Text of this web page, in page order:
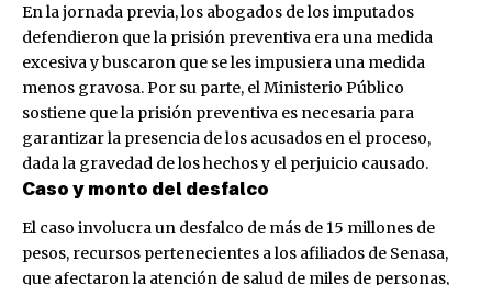
En la jornada previa, los abogados de los imputados
defendieron que la prisión preventiva era una medida
excesiva y buscaron que se les impusiera una medida
menos gravosa. Por su parte, el Ministerio Público
sostiene que la prisión preventiva es necesaria para
garantizar la presencia de los acusados en el proceso,
dada la gravedad de los hechos y el perjuicio causado.
Caso y monto del desfalco
El caso involucra un desfalco de más de 15 millones de
pesos, recursos pertenecientes a los afiliados de Senasa,
que afectaron la atención de salud de miles de personas,